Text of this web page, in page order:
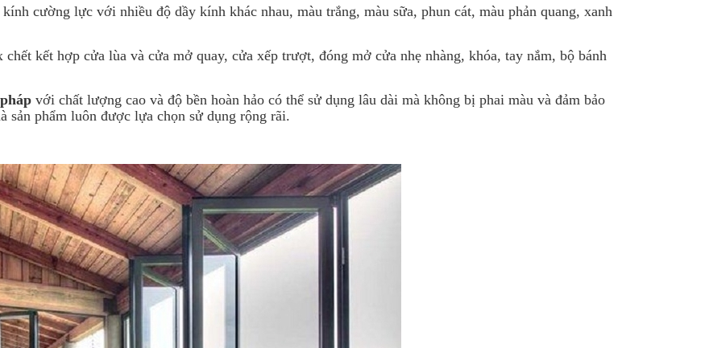
cường lực với nhiều độ dầy kính khác nhau, màu trắng, màu sữa, phun cát, màu phản quang, xanh
kết hợp cửa lùa và cửa mở quay, cửa xếp trượt, đóng mở cửa nhẹ nhàng, khóa, tay nắm, bộ bánh
với chất lượng cao và độ bền hoàn hảo có thể sử dụng lâu dài mà không bị phai màu và đảm bảo
sản phẩm luôn được lựa chọn sử dụng rộng rãi.